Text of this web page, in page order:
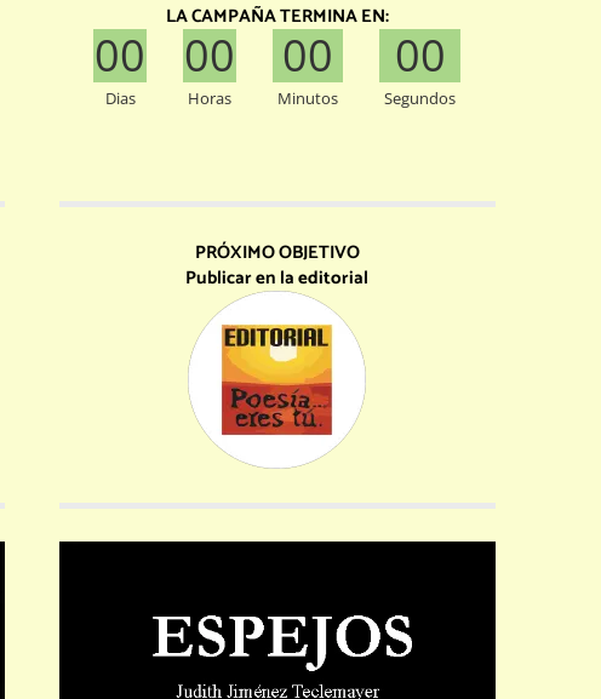
LA CAMPAÑA TERMINA EN:
00
Dias
00
Horas
00
Minutos
00
Segundos
PRÓXIMO OBJETIVO
Publicar en la editorial